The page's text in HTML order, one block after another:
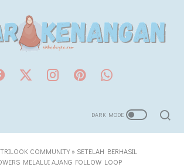
COMMUNITY » SETELAH BERHASIL
MELALUI AJANG FOLLOW LOOP